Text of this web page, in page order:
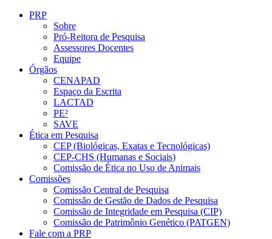
Conteúdo principal
PRP
Sobre
Pró-Reitora de Pesquisa
Assessores Docentes
Equipe
Órgãos
CENAPAD
Espaço da Escrita
LACTAD
PE²
SAVE
Ética em Pesquisa
CEP (Biológicas, Exatas e Tecnológicas)
CEP-CHS (Humanas e Sociais)
Comissão de Ética no Uso de Animais
Comissões
Comissão Central de Pesquisa
Comissão de Gestão de Dados de Pesquisa
Comissão de Integridade em Pesquisa (CIP)
Comissão de Patrimônio Genético (PATGEN)
Fale com a PRP